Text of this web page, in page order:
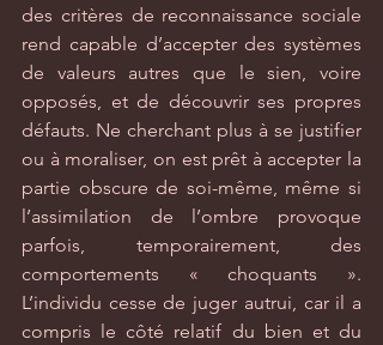
des critères de reconnaissance sociale
rend capable d’accepter des systèmes
de valeurs autres que le sien, voire
opposés, et de découvrir ses propres
défauts. Ne cherchant plus à se justifier
ou à moraliser, on est prêt à accepter la
partie obscure de soi-même, même si
l’assimilation de l’ombre provoque
parfois, temporairement, des
comportements « choquants ».
L’individu cesse de juger autrui, car il a
compris le côté relatif du bien et du